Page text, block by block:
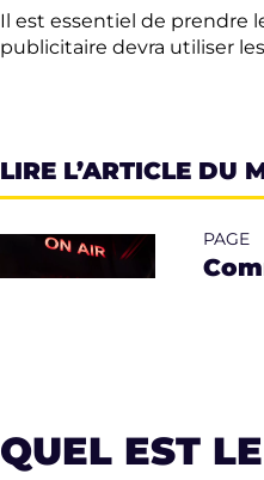
Il est essentiel de prendre
publicitaire devra utiliser
LIRE L’ARTICLE DU
PAGE
QUEL EST